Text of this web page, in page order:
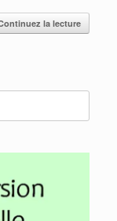
la lecture